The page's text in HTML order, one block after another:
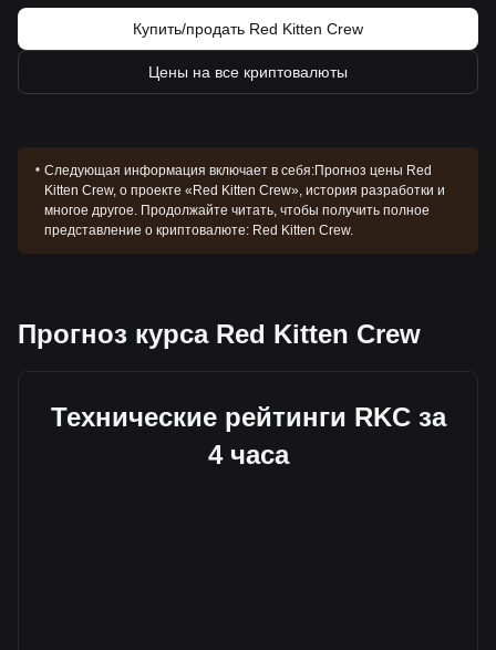
Купить/продать Red Kitten Crew
Цены на все криптовалюты
Следующая информация включает в себя:Прогноз цены Red
Kitten Crew, о проекте «Red Kitten Crew», история разработки и
многое другое. Продолжайте читать, чтобы получить полное
представление о криптовалюте: Red Kitten Crew.
Прогноз курса Red Kitten Crew
Технические рейтинги RKC за
4 часа